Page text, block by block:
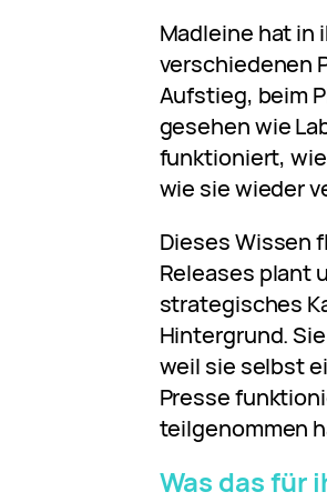
Madleine hat in
verschiedenen
Aufstieg, beim
gesehen wie
funktioniert,
wie sie wieder
Dieses Wissen
Releases plant
strategisches
Hintergrund.
weil sie selbst
Presse
teilgenommen
Was das für